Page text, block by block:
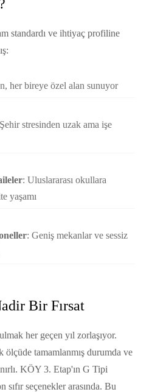
standardı ve ihtiyaç profiline
her bireye özel alan sunuyor
stresinden uzak ama işe
: Uluslararası okullara
yaşamı
: Geniş mekanlar ve sessiz
Bir Fırsat
her geçen yıl zorlaşıyor.
ölçüde tamamlanmış durumda ve
KÖY 3. Etap'ın G Tipi
sıfır seçenekler arasında. Bu